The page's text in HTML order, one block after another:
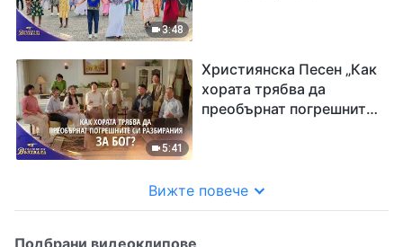
3:48
5:41
Християнска Песен „Как
хората трябва да
преобърнат погрешните
Вижте повече